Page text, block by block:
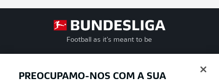
Football as it’s meant to be
PREOCUPAMO-NOS COM A SUA